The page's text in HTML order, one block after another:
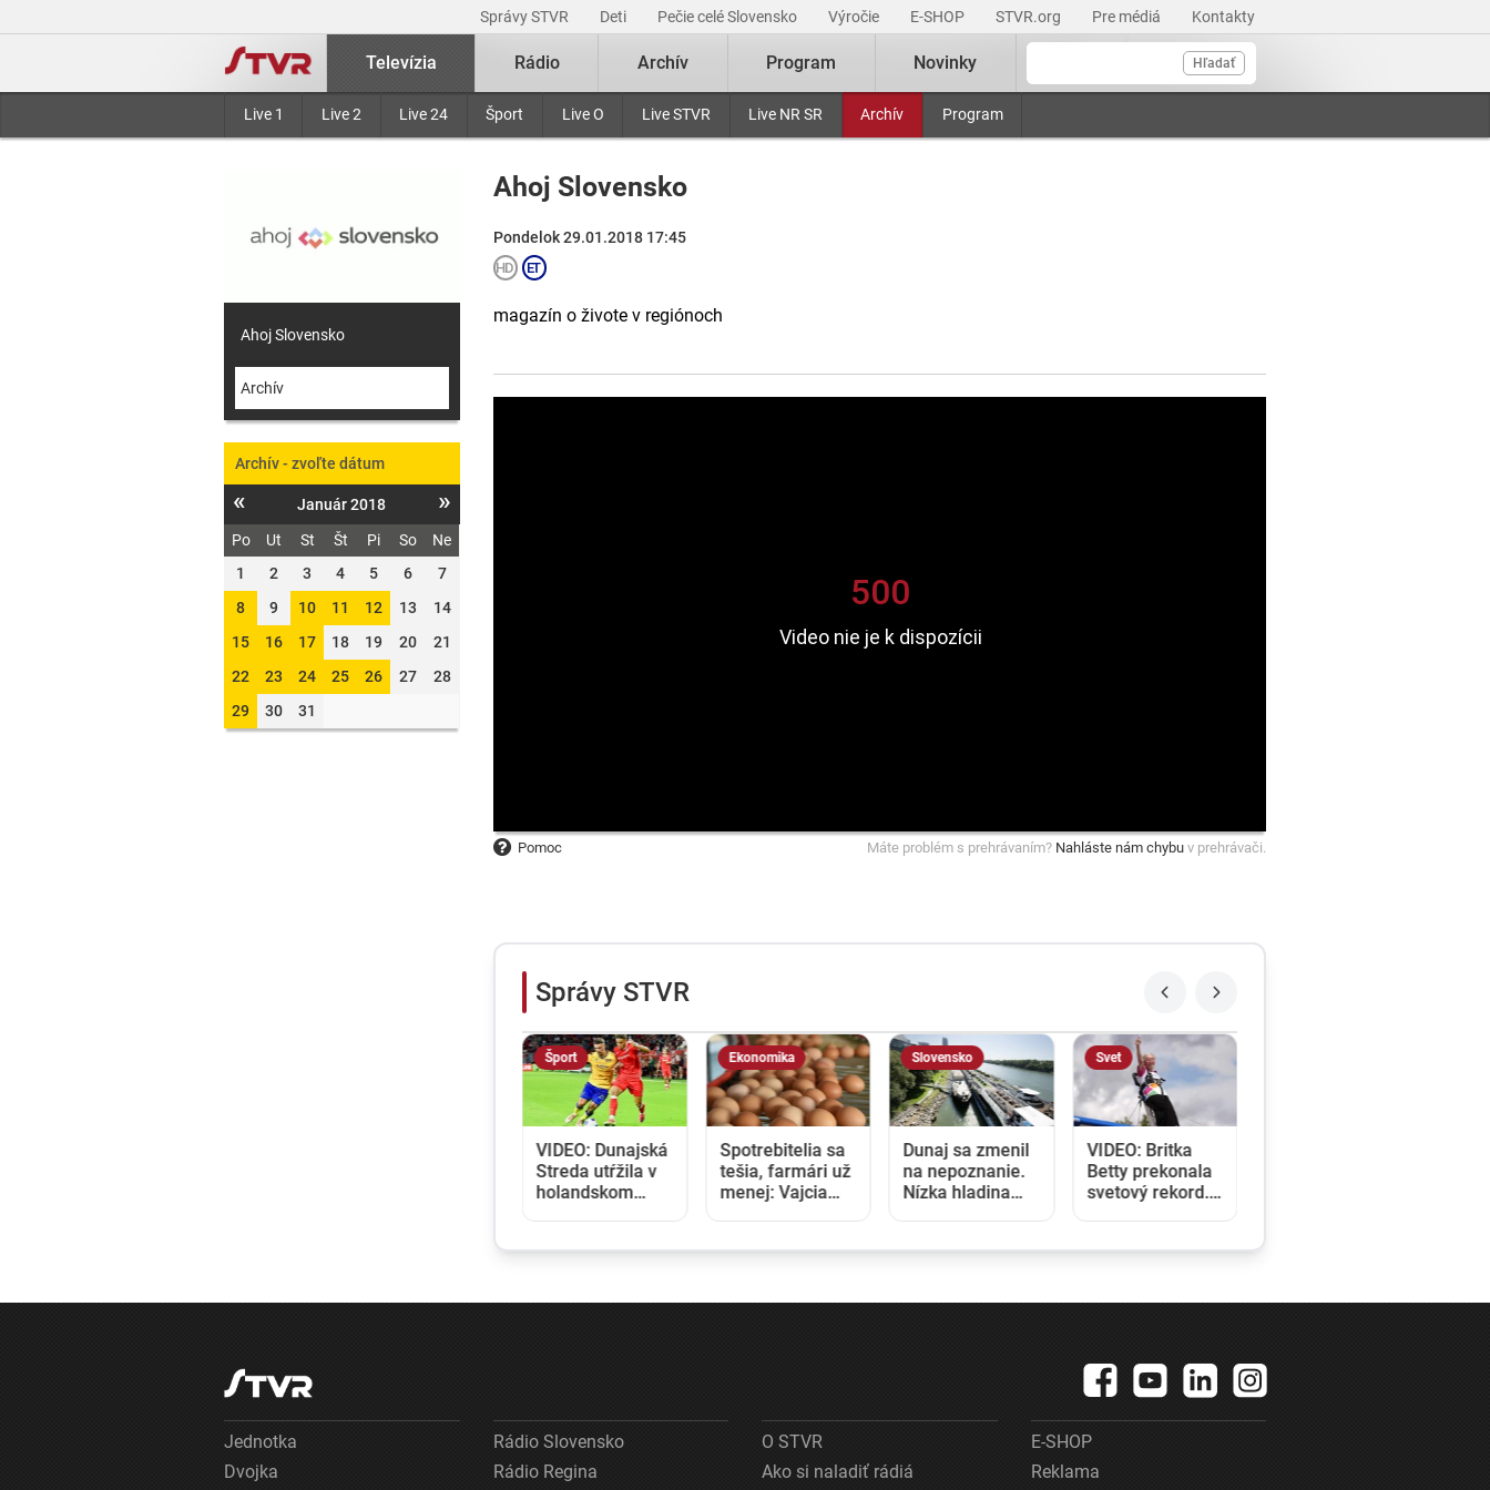
Správy STVR Deti Pečie celé Slovensko Výročie E-SHOP STVR.org Pre médiá Kontakty
Hľadať
Televízia
Live 1 Live 2 Live 24 Šport Live O Live STVR Live NR SR Archív Program
Rádio Archív Program Novinky
Ahoj Slovensko
Pondelok 29.01.2018 17:45
magazín o živote v regiónoch
Pomoc Máte problém s prehrávaním? Nahláste nám chybu v prehrávači.
Ahoj Slovensko
Archív
Archív - zvoľte dátum
« Január 2018 »
Po Ut St Št Pi So
Ne
1
2 3 4 5 6
7
8
9 10 11 12 13
14
15
16 17 18 19 20
21
22
23 24 25 26 27
28
29
30 31
Správy STVR
Šport
VIDEO: Dunajská
Streda utŕžila v
holandskom
odvete sa bude
nemožné
Ekonomika
Spotrebitelia sa
tešia, farmári už
menej: Vajcia
minimum
Slovensko
Dunaj sa zmenil
na nepoznanie.
Nízka hladina
na prepravu
Svet
VIDEO: Britka
Betty prekonala
svetový rekord.
ženou, ktorá
lietadla
Jednotka
Dvojka
Rádio Slovensko
Rádio Regina
O STVR
Ako si naladiť rádiá
E-SHOP
Reklama